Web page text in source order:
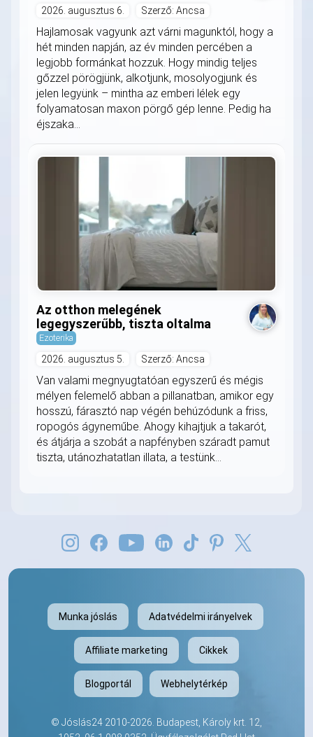
2026. augusztus 6. Szerző: Ancsa
Hajlamosak vagyunk azt várni magunktól, hogy a
hét minden napján, az év minden percében a
legjobb formánkat hozzuk. Hogy mindig teljes
gőzzel pörögjünk, alkotjunk, mosolyogjunk és
jelen legyünk – mintha az emberi lélek egy
folyamatosan maxon pörgő gép lenne. Pedig ha
éjszaka...
Az otthon melegének
legegyszerűbb, tiszta oltalma
Ezoterika
2026. augusztus 5. Szerző: Ancsa
Van valami megnyugtatóan egyszerű és mégis
mélyen felemelő abban a pillanatban, amikor egy
hosszú, fárasztó nap végén behúzódunk a friss,
ropogós ágyneműbe. Ahogy kihajtjuk a takarót,
és átjárja a szobát a napfényben száradt pamut
tiszta, utánozhatatlan illata, a testünk...
Munka jóslás Adatvédelmi irányelvek
Affiliate marketing Cikkek
Blogportál Webhelytérkép
© Jóslás24 2010-2026. Budapest, Károly krt. 12,